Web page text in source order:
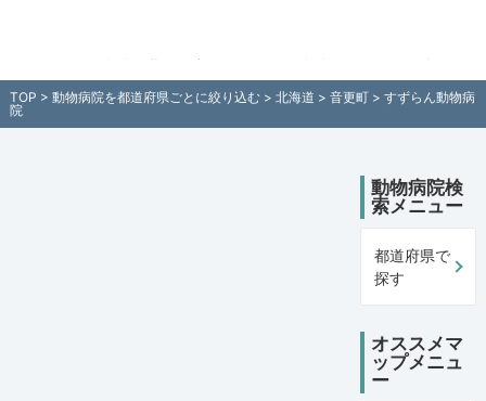
住所付きでご紹介！日本全国の動物病院検索サイト「動物病院ペット
プ」
TOP > 動物病院を都道府県ごとに絞り込む> 北海道 > 音更町> すずらん動物病
院
動物病院検
索メニュー
都道府県で
探す
オススメマ
ップメニュ
ー